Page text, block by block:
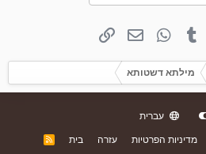
פינטרסט Tumblr
WhatsApp
אימייל
מילתא דשטותא
עברית
מדיניות הפרטיות עזרה בית
R